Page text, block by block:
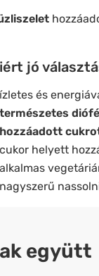
jó
ízletes és
természetes
hozzáadott
cukor helyett
alkalmas
nagyszerű
együtt